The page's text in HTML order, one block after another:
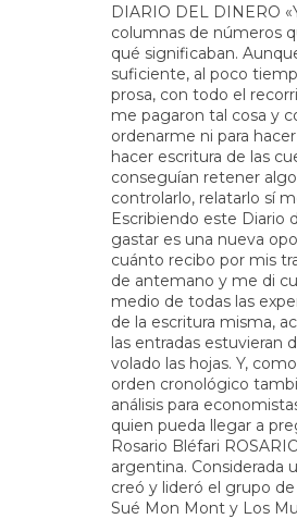
DIARIO DEL DINERO
columnas de números
qué significaban.
suficiente, al poco
prosa, con todo el
me pagaron tal cosa y
ordenarme ni para
hacer escritura de las
conseguían retener
controlarlo, relatarlo sí
Escribiendo este Diario
gastar es una nueva
cuánto recibo por mis
de antemano y me di
medio de todas las
de la escritura misma,
las entradas estuvieran
volado las hojas. Y,
orden cronológico
análisis para
quien pueda llegar a
Rosario Bléfari
argentina. Considerada
creó y lideró el grupo
Sué Mon Mont y Los